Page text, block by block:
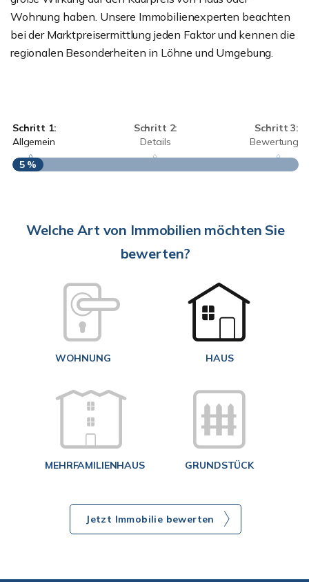
Wohnung haben. Unsere Immobilienexperten beachten
bei der Marktpreisermittlung jeden Faktor und kennen die
regionalen Besonderheiten in Löhne und Umgebung.
Schritt 1:
Allgemein
Schritt 2:
Details
Schritt 3:
Bewertung
5 %
Welche Art von Immobilien möchten Sie
bewerten?
WOHNUNG HAUS
MEHRFAMILIENHAUS GRUNDSTÜCK
Jetzt Immobilie bewerten